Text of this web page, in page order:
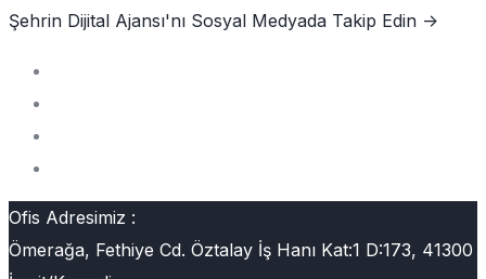
Şehrin Dijital Ajansı'nı Sosyal Medyada Takip Edin ->
Ofis Adresimiz :
Ömerağa, Fethiye Cd. Öztalay İş Hanı Kat:1 D:173, 41300